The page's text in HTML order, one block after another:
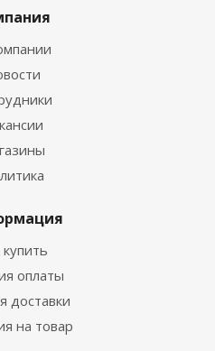
купить
оплаты
доставки
на товар